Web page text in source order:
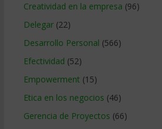
Creatividad en la empresa (96)
Delegar(22)
Desarrollo Personal (566)
Efectividad (52)
Empowerment (15)
Etica en los negocios (46)
Gerencia de Proyectos (66)